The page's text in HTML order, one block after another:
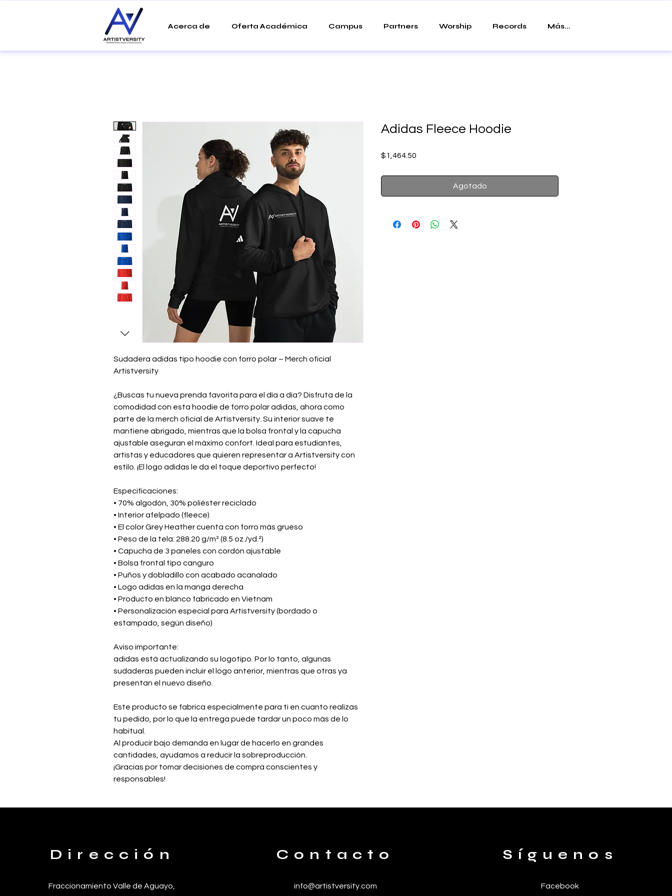
Acerca de Oferta Académica Campus Partners Worship Records Más...
Sudadera adidas tipo hoodie con forro polar – Merch oficial
Artistversity
¿Buscas tu nueva prenda favorita para el día a día? Disfruta de la
comodidad con esta hoodie de forro polar adidas, ahora como
parte de la merch oficial de Artistversity. Su interior suave te
mantiene abrigado, mientras que la bolsa frontal y la capucha
ajustable aseguran el máximo confort. Ideal para estudiantes,
artistas y educadores que quieren representar a Artistversity con
estilo. ¡El logo adidas le da el toque deportivo perfecto!
Especificaciones:
• 70% algodón, 30% poliéster reciclado
• Interior afelpado (fleece)
• El color Grey Heather cuenta con forro más grueso
• Peso de la tela: 288.20 g/m² (8.5 oz./yd.²)
• Capucha de 3 paneles con cordón ajustable
• Bolsa frontal tipo canguro
• Puños y dobladillo con acabado acanalado
• Logo adidas en la manga derecha
• Producto en blanco fabricado en Vietnam
• Personalización especial para Artistversity (bordado o
estampado, según diseño)
Aviso importante:
adidas está actualizando su logotipo. Por lo tanto, algunas
sudaderas pueden incluir el logo anterior, mientras que otras ya
presentan el nuevo diseño.
Este producto se fabrica especialmente para ti en cuanto realizas
tu pedido, por lo que la entrega puede tardar un poco más de lo
habitual.
Al producir bajo demanda en lugar de hacerlo en grandes
cantidades, ayudamos a reducir la sobreproducción.
¡Gracias por tomar decisiones de compra conscientes y
responsables!
Adidas Fleece Hoodie
$1,464.50
Agotado
Dirección
Fraccionamiento Valle de Aguayo,
Contacto
info@artistversity.com
Síguenos
Facebook